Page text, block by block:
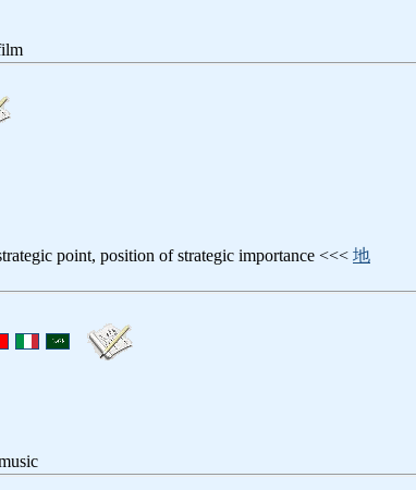
point, position of strategic importance <<< 地